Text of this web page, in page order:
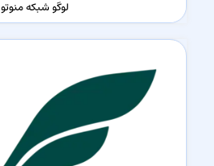
لوگو شبکه منوتو